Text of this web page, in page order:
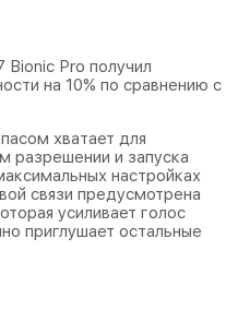
Pro получил
на 10% по сравнению с
хватает для
разрешении и запуска
настройках
связи предусмотрена
усиливает голос
приглушает остальные